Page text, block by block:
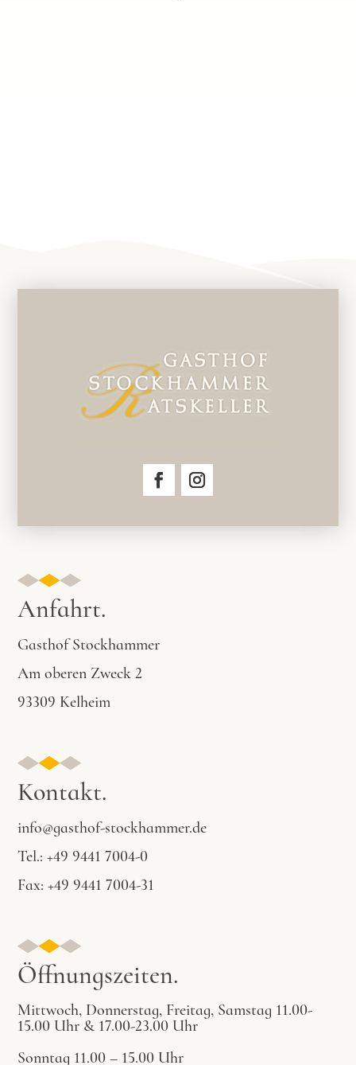
Anfahrt.
Gasthof Stockhammer
Am oberen Zweck 2
93309 Kelheim
Kontakt.
info@gasthof-stockhammer.de
Tel.: +49 9441 7004-0
Fax: +49 9441 7004-31
Öffnungszeiten.
Mittwoch, Donnerstag, Freitag, Samstag 11.00-
15.00 Uhr & 17.00-23.00 Uhr
Sonntag 11.00 – 15.00 Uhr